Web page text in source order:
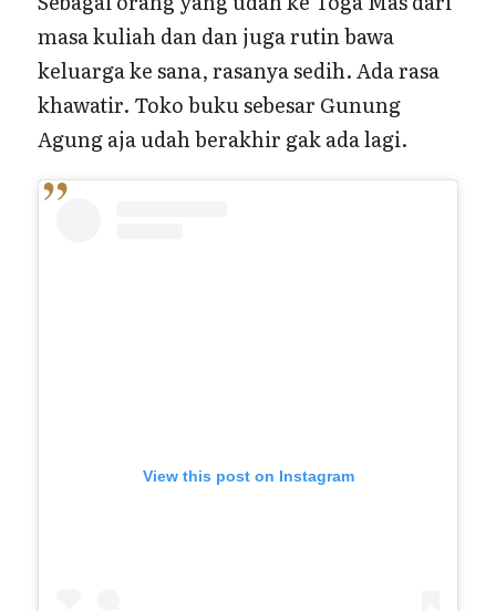
masa kuliah dan dan juga rutin bawa
keluarga ke sana, rasanya sedih. Ada rasa
khawatir. Toko buku sebesar Gunung
Agung aja udah berakhir gak ada lagi.
View this post on Instagram